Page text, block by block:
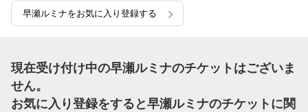
早瀬ルミナをお気に入り登録する
現在受け付け中の早瀬ルミナのチケットはございま
せん。
お気に入り登録をすると早瀬ルミナのチケットに関